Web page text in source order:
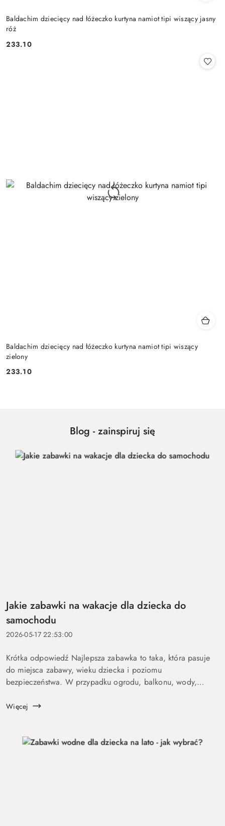
Baldachim dziecięcy nad łóżeczko kurtyna namiot tipi wiszący jasny
róż
Cena:
233.10
Baldachim dziecięcy nad łóżeczko kurtyna namiot tipi wiszący
zielony
Cena:
233.10
Blog - zainspiruj się
Jakie zabawki na wakacje dla dziecka do
samochodu
2026-05-17 22:53:00
Krótka odpowiedź Najlepsza zabawka to taka, która pasuje
do miejsca zabawy, wieku dziecka i poziomu
bezpieczeństwa. W przypadku ogrodu, balkonu, wody,
zasady, trwałość, ł...
Więcej